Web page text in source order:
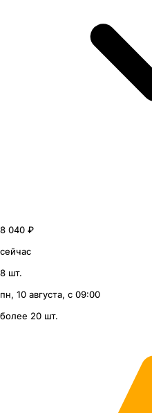
8 040 ₽
сейчас
8 шт.
пн, 10 августа, с 09:00
более 20 шт.